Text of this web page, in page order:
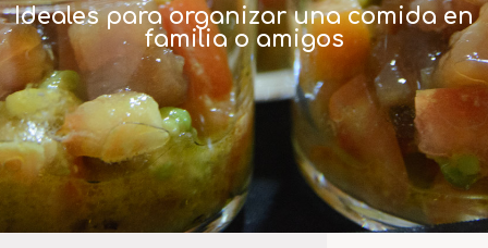
Ideales para organizar una comida en
familia o amigos